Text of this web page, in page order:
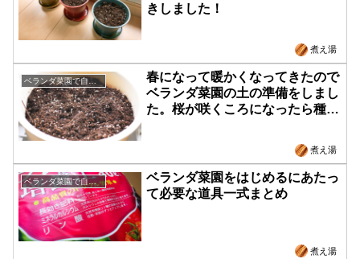
きしました！
煮え湯
ベランダ菜園で自給自足
春になって暖かくなってきたので
ベランダ菜園の土の準備をしまし
た。桜が咲くころになったら種ま
煮え湯
ベランダ菜園で自給自足
ベランダ菜園をはじめるにあたっ
て必要な道具一式まとめ
煮え湯